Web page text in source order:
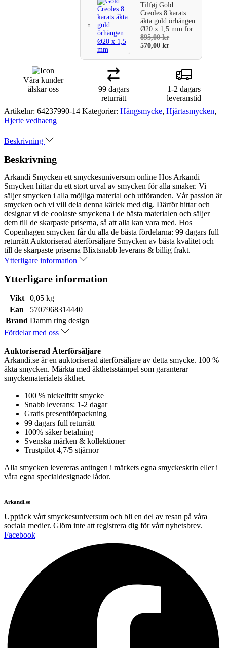
TilføjGold
Creoles 8 karats
äkta guld örhängen
Ø20 x 1,5 mmfor
895,00kr
570,00kr
Våra kunder
älskar oss
99 dagars
returrätt
1-2 dagars
leveranstid
Artikelnr: 64237990-14 Kategorier: Hängsmycke, Hjärtasmycken,
Hjerte vedhaeng
Beskrivning
Beskrivning
Arkandi Smycken ett smyckesuniversum online Hos Arkandi
Smycken hittar du ett stort urval av smycken för alla smaker. Vi
säljer smycken i alla möjliga material och utföranden. Vår passion är
smycken och vi vill dela denna kärlek med dig. Därför hittar och
designar vi de coolaste smyckena i de bästa materialen och säljer
dem till de skarpaste priserna, så att alla kan vara med. Hos
Copenhagen smycken får du alla de bästa fördelarna: 99 dagars full
returrätt Auktoriserad återförsäljare Smycken av bästa kvalitet och
till de skarpaste priserna Blixtsnabb leverans & billig frakt.
Ytterligare information
Ytterligare information
Vikt
0,05 kg
Ean
5707968314440
Brand Damm ring design
Fördelar med oss
Auktoriserad Återförsäljare
Arkandi.se är en auktoriserad återförsäljare av detta smycke. 100 %
äkta smycken. Märkta med äkthetsstämpel som garanterar
smyckematerialets äkthet.
100 % nickelfritt smycke
Snabb leverans: 1-2 dagar
Gratis presentförpackning
99 dagars full returrätt
100% säker betalning
Svenska märken & kollektioner
Trustpilot 4,7/5 stjärnor
Alla smycken levereras antingen i märkets egna smyckeskrin eller i
våra egna specialdesignade lådor.
Arkandi.se
Upptäck vårt smyckesuniversum och bli en del av resan på våra
sociala medier. Glöm inte att registrera dig för vårt nyhetsbrev.
Facebook